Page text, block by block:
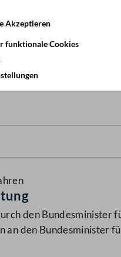
Akzeptieren
funktionale Cookies
AB)
den Bundesminister
an den